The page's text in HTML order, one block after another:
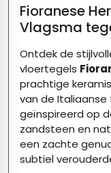
Fioranese
Vlagsma
Ontdek de
vloertegels
prachtige
van de Italiaanse
geïnspireerd op
zandsteen en
een zachte
subtiel